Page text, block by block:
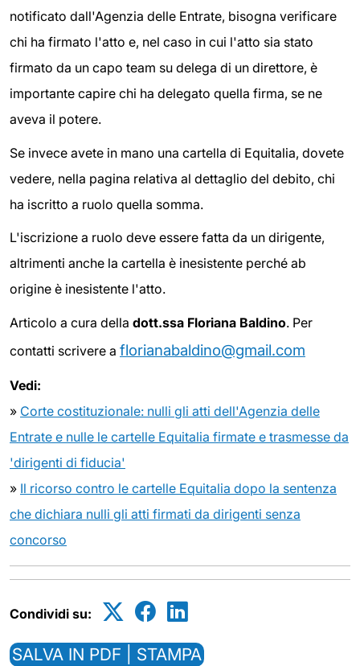
notificato dall'Agenzia delle Entrate, bisogna verificare
chi ha firmato l'atto e, nel caso in cui l'atto sia stato
firmato da un capo team su delega di un direttore, è
importante capire chi ha delegato quella firma, se ne
aveva il potere.
Se invece avete in mano una cartella di Equitalia, dovete
vedere, nella pagina relativa al dettaglio del debito, chi
ha iscritto a ruolo quella somma.
L'iscrizione a ruolo deve essere fatta da un dirigente,
altrimenti anche la cartella è inesistente perché ab
origine è inesistente l'atto.
Articolo a cura della dott.ssa Floriana Baldino. Per
contatti scrivere a florianabaldino@gmail.com
Vedi:
» Corte costituzionale: nulli gli atti dell'Agenzia delle
Entrate e nulle le cartelle Equitalia firmate e trasmesse da
'dirigenti di fiducia'
» Il ricorso contro le cartelle Equitalia dopo la sentenza
che dichiara nulli gli atti firmati da dirigenti senza
concorso
Condividi su:
SALVA IN PDF | STAMPA